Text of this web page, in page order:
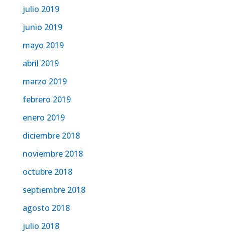
julio 2019
junio 2019
mayo 2019
abril 2019
marzo 2019
febrero 2019
enero 2019
diciembre 2018
noviembre 2018
octubre 2018
septiembre 2018
agosto 2018
julio 2018